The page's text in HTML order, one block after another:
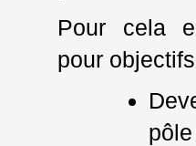
Pour cela
pour